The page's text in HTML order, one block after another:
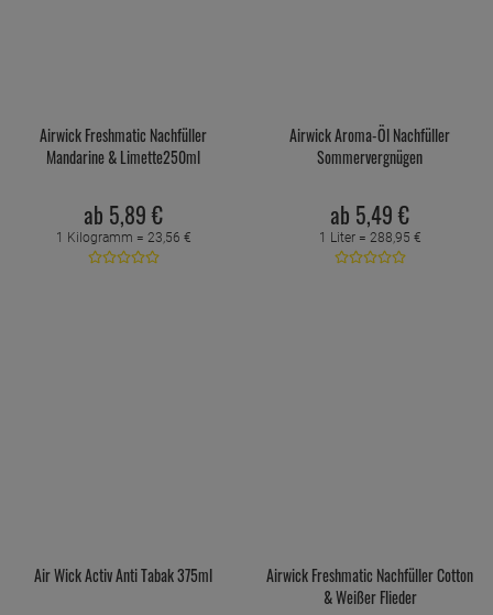
Airwick Freshmatic Nachfüller
Mandarine & Limette250ml
ab 5,89 €
1 Kilogramm = 23,56 €
Airwick Aroma-Öl Nachfüller
Sommervergnügen
ab 5,49 €
1 Liter = 288,95 €
Air Wick Activ Anti Tabak 375ml
Airwick Freshmatic Nachfüller Cotton
& Weißer Flieder